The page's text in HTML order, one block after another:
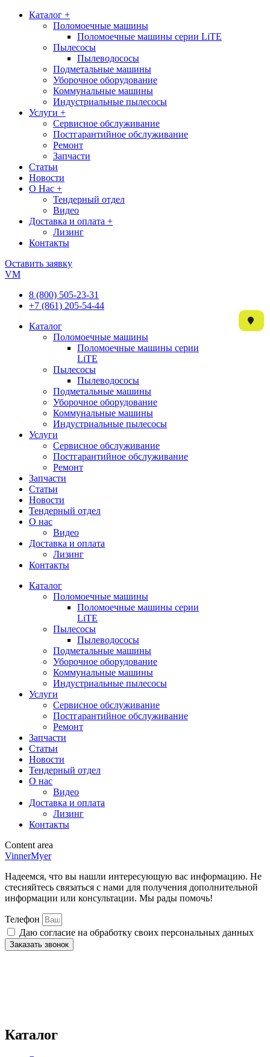
Каталог +
Поломоечные машины
Поломоечные машины серии LiTE
Пылесосы
Пылеводососы
Подметальные машины
Уборочное оборудование
Коммунальные машины
Индустриальные пылесосы
Услуги +
Сервисное обслуживание
Постгарантийное обслуживание
Ремонт
Запчасти
Статьи
Новости
О Нас +
Тендерный отдел
Видео
Доставка и оплата +
Лизинг
Контакты
Оставить заявку
VM
8 (800) 505-23-31
+7 (861) 205-54-44
Каталог
Поломоечные машины
Поломоечные машины серии
LiTE
Пылесосы
Пылеводососы
Подметальные машины
Уборочное оборудование
Коммунальные машины
Индустриальные пылесосы
Услуги
Сервисное обслуживание
Постгарантийное обслуживание
Ремонт
Запчасти
Статьи
Новости
Тендерный отдел
О нас
Видео
Доставка и оплата
Лизинг
Контакты
Каталог
Поломоечные машины
Поломоечные машины серии
LiTE
Пылесосы
Пылеводососы
Подметальные машины
Уборочное оборудование
Коммунальные машины
Индустриальные пылесосы
Услуги
Сервисное обслуживание
Постгарантийное обслуживание
Ремонт
Запчасти
Статьи
Новости
Тендерный отдел
О нас
Видео
Доставка и оплата
Лизинг
Контакты
Content area
VinnerMyer
Надеемся, что вы нашли интересующую вас информацию. Не
стесняйтесь связаться с нами для получения дополнительной
информации или консультации. Мы рады помочь!
Телефон
Даю согласие на обработку своих персональных данных
Заказать звонок
Каталог